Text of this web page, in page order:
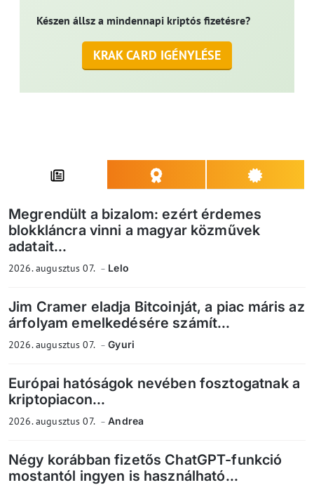
Készen állsz a mindennapi kriptós fizetésre?
KRAK CARD IGÉNYLÉSE
Megrendült a bizalom: ezért érdemes
blokkláncra vinni a magyar közművek
adatait...
2026. augusztus 07. Lelo
Jim Cramer eladja Bitcoinját, a piac máris az
árfolyam emelkedésére számít...
2026. augusztus 07. Gyuri
Európai hatóságok nevében fosztogatnak a
kriptopiacon...
2026. augusztus 07. Andrea
Négy korábban fizetős ChatGPT-funkció
mostantól ingyen is használható...